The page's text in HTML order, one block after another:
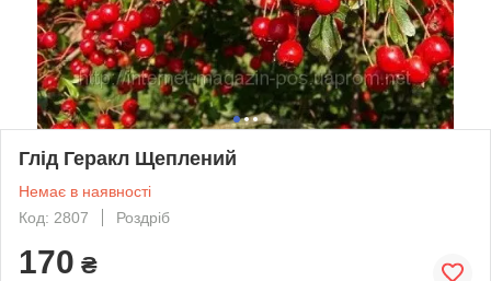
Глід Геракл Щеплений
Немає в наявності
Код: 2807
Роздріб
170 ₴